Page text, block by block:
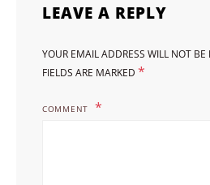
LEAVE A REPLY
YOUR EMAIL ADDRESS WILL NOT BE
FIELDS ARE MARKED *
COMMENT